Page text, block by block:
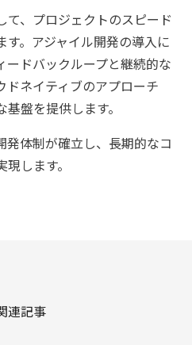
て、プロジェクトのスピード
す。アジャイル開発の導入に
ードバックループと継続的な
ドネイティブのアプローチ
盤を提供します。
発体制が確立し、長期的なコ
します。
連記事